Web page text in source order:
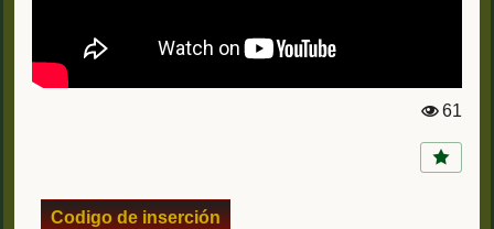
st
61
Codigo de inserción